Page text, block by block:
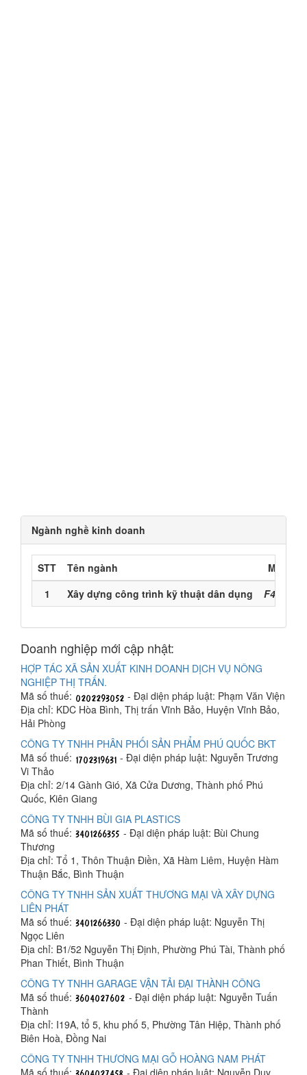
Ngành nghề kinh doanh
STT Tên ngành
Mã
1
Xây dựng công trình kỹ thuật dân dụng F42
Doanh nghiệp mới cập nhật:
HỢP TÁC XÃ SẢN XUẤT KINH DOANH DỊCH VỤ NÔNG
NGHIỆP THỊ TRẤN.
Mã số thuế:
- Đại diện pháp luật: Phạm Văn Viện
Địa chỉ: KDC Hòa Bình, Thị trấn Vĩnh Bảo, Huyện Vĩnh Bảo,
Hải Phòng
CÔNG TY TNHH PHÂN PHỐI SẢN PHẨM PHÚ QUỐC BKT
Mã số thuế:
- Đại diện pháp luật: Nguyễn Trương
Vi Thảo
Địa chỉ: 2/14 Gành Gió, Xã Cửa Dương, Thành phố Phú
Quốc, Kiên Giang
CÔNG TY TNHH BÙI GIA PLASTICS
Mã số thuế:
- Đại diện pháp luật: Bùi Chung
Thương
Địa chỉ: Tổ 1, Thôn Thuận Điền, Xã Hàm Liêm, Huyện Hàm
Thuận Bắc, Bình Thuận
CÔNG TY TNHH SẢN XUẤT THƯƠNG MẠI VÀ XÂY DỰNG
LIÊN PHÁT
Mã số thuế:
- Đại diện pháp luật: Nguyễn Thị
Ngọc Liên
Địa chỉ: B1/52 Nguyễn Thị Định, Phường Phú Tài, Thành phố
Phan Thiết, Bình Thuận
CÔNG TY TNHH GARAGE VẬN TẢI ĐẠI THÀNH CÔNG
Mã số thuế:
- Đại diện pháp luật: Nguyễn Tuấn
Thành
Địa chỉ: I19A, tổ 5, khu phố 5, Phường Tân Hiệp, Thành phố
Biên Hoà, Đồng Nai
CÔNG TY TNHH THƯƠNG MẠI GỖ HOÀNG NAM PHÁT